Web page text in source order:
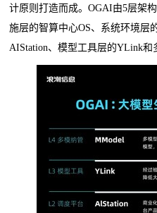
计原则打造而成。OGAI由5层架
施层的智算中心OS、系统环境层
AIStation、模型工具层的YLink和